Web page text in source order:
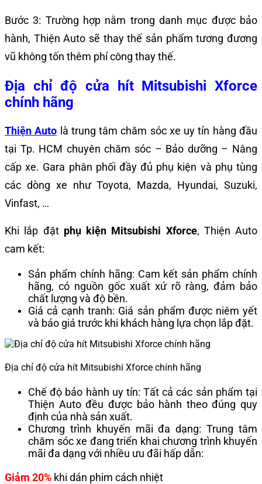
Bước 3: Trường hợp nằm trong danh mục được bảo
hành, Thiện Auto sẽ thay thế sản phẩm tương đương
vũ không tốn thêm phí công thay thế.
Địa chỉ độ cửa hít Mitsubishi Xforce
chính hãng
Thiện Auto là trung tâm chăm sóc xe uy tín hàng đầu
tại Tp. HCM chuyên chăm sóc – Bảo dưỡng – Nâng
cấp xe. Gara phân phối đầy đủ phụ kiện và phụ tùng
các dòng xe như Toyota, Mazda, Hyundai, Suzuki,
Vinfast, …
Khi lắp đặt phụ kiện Mitsubishi Xforce, Thiện Auto
cam kết:
Sản phẩm chính hãng: Cam kết sản phẩm chính
hãng, có nguồn gốc xuất xứ rõ ràng, đảm bảo
chất lượng và độ bền.
Giá cả cạnh tranh: Giá sản phẩm được niêm yết
và báo giá trước khi khách hàng lựa chọn lắp đặt.
Địa chỉ độ cửa hít Mitsubishi Xforce chính hãng
Chế độ bảo hành uy tín: Tất cả các sản phẩm tại
Thiện Auto đều được bảo hành theo đúng quy
định của nhà sản xuất.
Chương trình khuyến mãi đa dạng: Trung tâm
chăm sóc xe đang triển khai chương trình khuyến
mãi đa dạng với nhiều ưu đãi hấp dẫn:
Giảm 20% khi dán phim cách nhiệt